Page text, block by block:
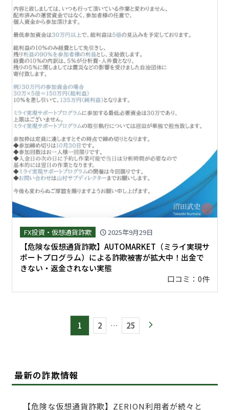
FX投資・仮想通貨詐欺 schedule2025年9月29日
【危険な仮想通貨詐欺】AUTOMARKET（ミライ実現サ
ポートプログラム）による詐欺被害が拡大中！出金で
きない・返金されない実態
口コミ：0件
1 2 … 25 arrow_forward_ios
最新の詐欺情報
【危険な仮想通貨詐欺】ZERION利用者が続々と